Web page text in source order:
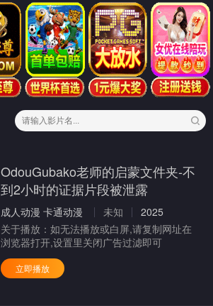
OdouGubako老师的启蒙文件夹-不
到2小时的证据片段被泄露
成人动漫 卡通动漫 未知
2025
关于播放： 如无法播放或白屏,请复制网址在
浏览器打开,设置里关闭广告过滤即可
立即播放